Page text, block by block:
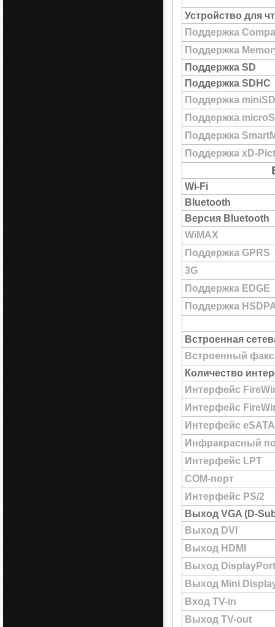
Устройство для
Поддержка
Поддержка
Поддержка SD
Поддержка SDHC
Поддержка miniSD
Поддержка
Поддержка
Поддержка xD-
Wi-Fi
Bluetooth
Версия Bluetooth
WiMAX
Поддержка GPRS
3G
Поддержка EDGE
Поддержка
Встроенная
Встроенный
Количество
Интерфейс
Интерфейс
Интерфейс eSATA
Инфракрасный
Интерфейс LPT
COM-порт
Интерфейс PS/2
Выход VGA (D-
Выход DVI
Выход HDMI
Выход DisplayPort
Выход Mini
Вход TV-in
Выход TV-out